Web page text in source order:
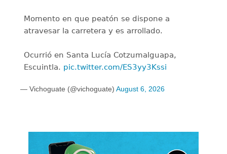
Momento en que peatón se dispone a
atravesar la carretera y es arrollado.
Ocurrió en Santa Lucía Cotzumalguapa,
Escuintla. pic.twitter.com/ES3yy3Kssi
— Vichoguate (@vichoguate) August 6, 2026